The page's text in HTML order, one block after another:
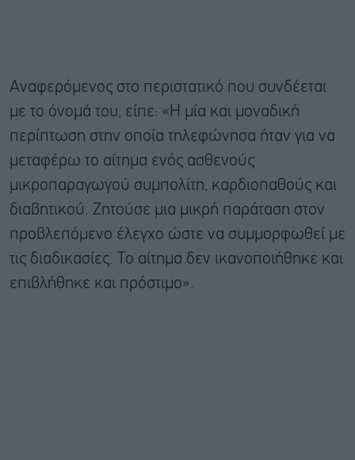
Αναφερόμενος στο περιστατικό που συνδέεται
με το όνομά του, είπε: «Η μία και μοναδική
περίπτωση στην οποία τηλεφώνησα ήταν για να
μεταφέρω το αίτημα ενός ασθενούς
μικροπαραγωγού συμπολίτη, καρδιοπαθούς και
διαβητικού. Ζητούσε μια μικρή παράταση στον
προβλεπόμενο έλεγχο ώστε να συμμορφωθεί με
τις διαδικασίες. Το αίτημα δεν ικανοποιήθηκε και
επιβλήθηκε και πρόστιμο».